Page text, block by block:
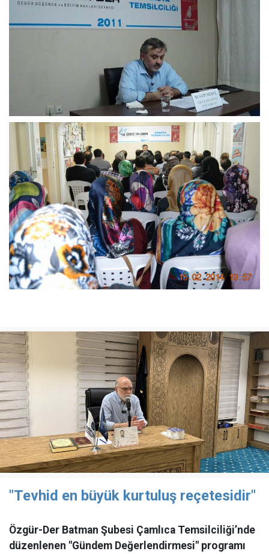
"Tevhid en büyük kurtuluş reçetesidir"
Özgür-Der Batman Şubesi Çamlıca Temsilciliği’nde
düzenlenen "Gündem Değerlendirmesi" programı